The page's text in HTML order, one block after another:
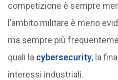
competizione è sempre
l’ambito militare è meno
ma sempre più
quali la cybersecurity, la
interessi industriali.